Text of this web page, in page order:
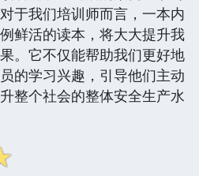
于我们培训师而言，一本内
鲜活的读本，将大大提升我
。它不仅能帮助我们更好地
的学习兴趣，引导他们主动
整个社会的整体安全生产水